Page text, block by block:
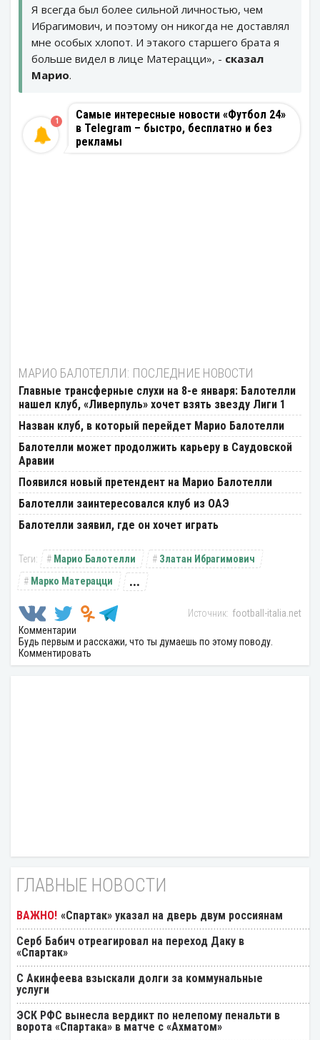
Я всегда был более сильной личностью, чем
Ибрагимович, и поэтому он никогда не доставлял
мне особых хлопот. И этакого старшего брата я
больше видел в лице Матерацци», - сказал
Марио.
Самые интересные новости «Футбол 24»
в Telegram – быстро, бесплатно и без
рекламы
1
МАРИО БАЛОТЕЛЛИ: ПОСЛЕДНИЕ НОВОСТИ
Главные трансферные слухи на 8-е января: Балотелли
нашел клуб, «Ливерпуль» хочет взять звезду Лиги 1
Назван клуб, в который перейдет Марио Балотелли
Балотелли может продолжить карьеру в Саудовской
Аравии
Появился новый претендент на Марио Балотелли
Балотелли заинтересовался клуб из ОАЭ
Балотелли заявил, где он хочет играть
Марио Балотелли
Златан Ибрагимович
Марко Матерацци
...
football-italia.net
Комментарии
Будь первым и расскажи, что ты думаешь по этому поводу.
Комментировать
ГЛАВНЫЕ НОВОСТИ
«Спартак» указал на дверь двум россиянам
Серб Бабич отреагировал на переход Даку в
«Спартак»
С Акинфеева взыскали долги за коммунальные
услуги
ЭСК РФС вынесла вердикт по нелепому пенальти в
ворота «Спартака» в матче с «Ахматом»